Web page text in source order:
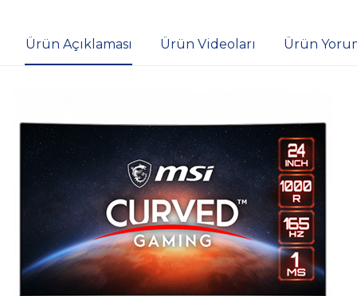
Ürün Açıklaması Ürün Videoları Ürün